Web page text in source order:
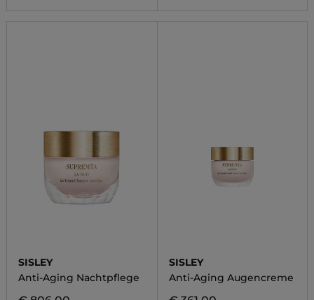
SISLEY
Anti-Aging Nachtpflege
SISLEY
Anti-Aging Augencreme